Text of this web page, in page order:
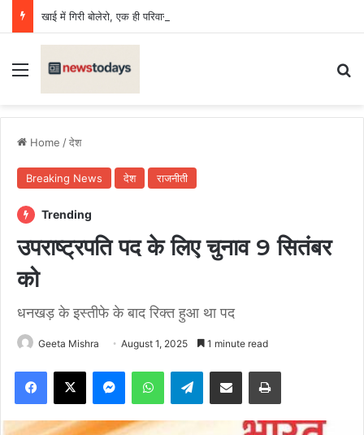
खाई में गिरी बोलेरो, एक ही परिवार के छह की मौत, एक किशोर घायल
Menu
Home /देश
Breaking News देश राजनीती
Trending
उपराष्ट्रपति पद के लिए चुनाव 9 सितंबर
को
धनखड़ के इस्तीफे के बाद रिक्त हुआ था पद
Geeta Mishra August 1, 2025 1 minute read
Facebook
X MessengerWhatsAppTelegramShare via Email Print